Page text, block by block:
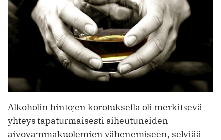
Alkoholin hintojen korotuksella oli merkitsevä
yhteys tapaturmaisesti aiheutuneiden
aivovammakuolemien vähenemiseen, selviää